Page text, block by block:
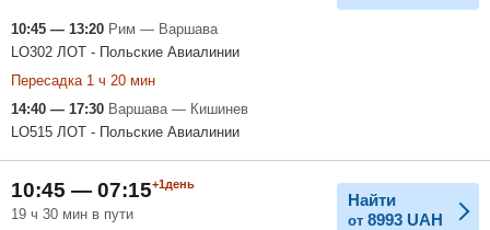
10:45 — 13:20 Рим — Варшава
LO302 ЛОТ - Польские Авиалинии
Пересадка 1 ч 20 мин
14:40 — 17:30 Варшава — Кишинев
LO515 ЛОТ - Польские Авиалинии
10:45 — 07:15+1день
19 ч 30 мин в пути
Найти
от 8993 UAH